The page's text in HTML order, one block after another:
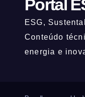
Portal
ESG,
Conteúdo
energia e